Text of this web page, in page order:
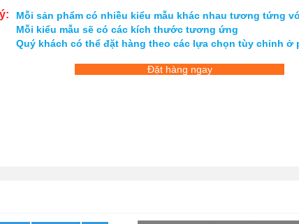
Mỗi sản phẩm có nhiều kiểu mẫu khác nhau tương tứng
Mỗi kiểu mẫu sẽ có các kích thước tương ứng
Quý khách có thể đặt hàng theo các lựa chọn tùy chỉnh ở
Đặt hàng ngay